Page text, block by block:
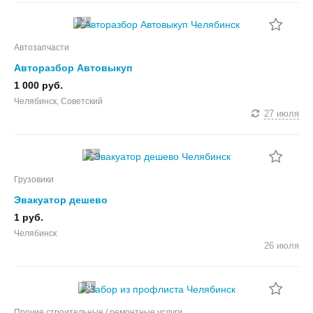
2
Автозапчасти
Авторазбор Автовыкуп
1 000 руб.
Челябинск, Советский
27 июля
2
Грузовики
Эвакуатор дешево
1 руб.
Челябинск
26 июля
8